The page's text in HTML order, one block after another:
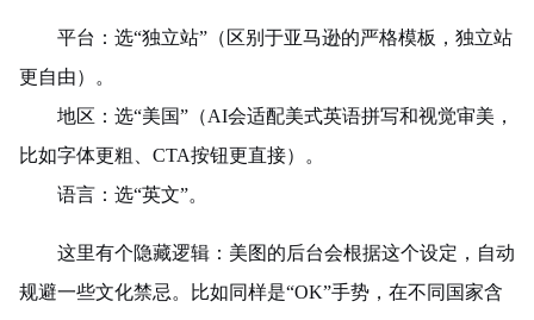
平台：选“独立站”（区别于亚马逊的严格模板，独立站
更自由）。
地区：选“美国”（AI会适配美式英语拼写和视觉审美，
比如字体更粗、CTA按钮更直接）。
语言：选“英文”。
这里有个隐藏逻辑：美图的后台会根据这个设定，自动
规避一些文化禁忌。比如同样是“OK”手势，在不同国家含